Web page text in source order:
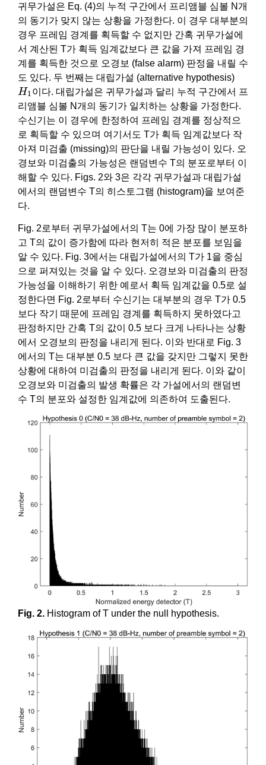
귀무가설은 Eq. (4)의 누적 구간에서 프리앰블 심볼 N개
의 동기가 맞지 않는 상황을 가정한다. 이 경우 대부분의
경우 프레임 경계를 획득할 수 없지만 간혹 귀무가설에
서 계산된 T가 획득 임계값보다 큰 값을 가져 프레임 경
계를 획득한 것으로 오경보 (false alarm) 판정을 내릴 수
도 있다. 두 번째는 대립가설 (alternative hypothesis)
H1
H1이다. 대립가설은 귀무가설과 달리 누적 구간에서 프
리앰블 심볼 N개의 동기가 일치하는 상황을 가정한다.
수신기는 이 경우에 한정하여 프레임 경계를 정상적으
로 획득할 수 있으며 여기서도 T가 획득 임계값보다 작
아져 미검출 (missing)의 판단을 내릴 가능성이 있다. 오
경보와 미검출의 가능성은 랜덤변수 T의 분포로부터 이
해할 수 있다. Figs. 2와 3은 각각 귀무가설과 대립가설
에서의 랜덤변수 T의 히스토그램 (histogram)을 보여준
다.
Fig. 2로부터 귀무가설에서의 T는 0에 가장 많이 분포하
고 T의 값이 증가함에 따라 현저히 적은 분포를 보임을
알 수 있다. Fig. 3에서는 대립가설에서의 T가 1을 중심
으로 퍼져있는 것을 알 수 있다. 오경보와 미검출의 판정
가능성을 이해하기 위한 예로서 획득 임계값을 0.5로 설
정한다면 Fig. 2로부터 수신기는 대부분의 경우 T가 0.5
보다 작기 때문에 프레임 경계를 획득하지 못하였다고
판정하지만 간혹 T의 값이 0.5 보다 크게 나타나는 상황
에서 오경보의 판정을 내리게 된다. 이와 반대로 Fig. 3
에서의 T는 대부분 0.5 보다 큰 값을 갖지만 그렇지 못한
상황에 대하여 미검출의 판정을 내리게 된다. 이와 같이
오경보와 미검출의 발생 확률은 각 가설에서의 랜덤변
수 T의 분포와 설정한 임계값에 의존하여 도출된다.
Fig. 2. Histogram of T under the null hypothesis.